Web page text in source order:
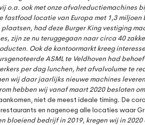
o.a. ook met onze afvalreductiemachines
fastfood locatie van Europa met 1,3
plaatsen, had deze Burger King vestiging
zijn ze nu teruggegaan naar circa 40
Ook de kantoormarkt kreeg
ASML te Veldhoven had
per dag lunchen, het afvalvolume te
wij daar jaarlijks nieuwe machines
hebben wij vanaf maart 2020 besloten
niet de meest ideale timing. De
en nagenoeg alle locaties waar
bloeiend bedrijf in 2019, kregen wij in